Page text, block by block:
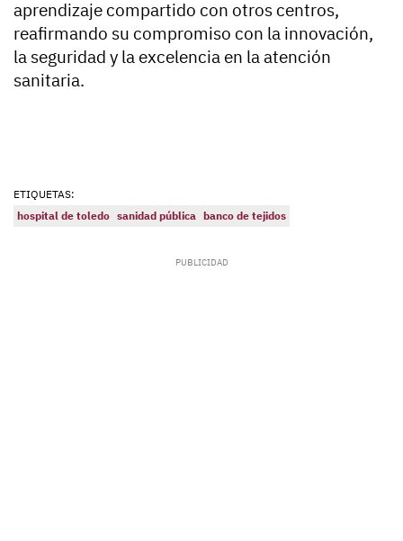
aprendizaje compartido con otros centros,
reafirmando su compromiso con la innovación,
la seguridad y la excelencia en la atención
sanitaria.
ETIQUETAS:
hospital de toledo sanidad pública banco de tejidos